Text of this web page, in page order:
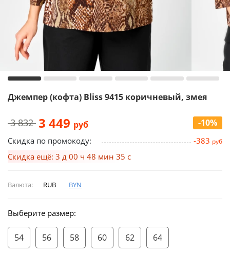
Джемпер (кофта) Bliss 9415 коричневый, змея
3 832 3 449 руб -10%
Скидка по промокоду: -383 руб
Скидка ещё: 3 д 00 ч 48 мин 34 с
Валюта: RUB BYN
Выберите размер:
54 56 58 60 62 64